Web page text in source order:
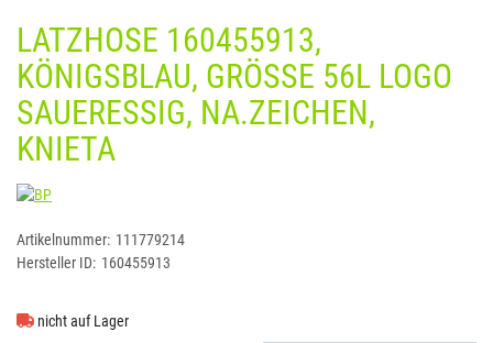
LATZHOSE 160455913,
KÖNIGSBLAU, GRÖSSE 56L LOGO S
AUERESSIG, NA.ZEICHEN, K
NIETA
BP
Artikelnummer: 111779214
Hersteller ID: 160455913
nicht auf Lager